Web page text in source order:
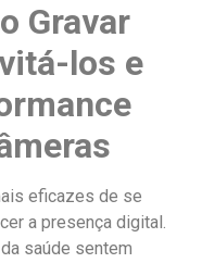
Gravar
los e
eficazes de se
a presença digital.
saúde sentem